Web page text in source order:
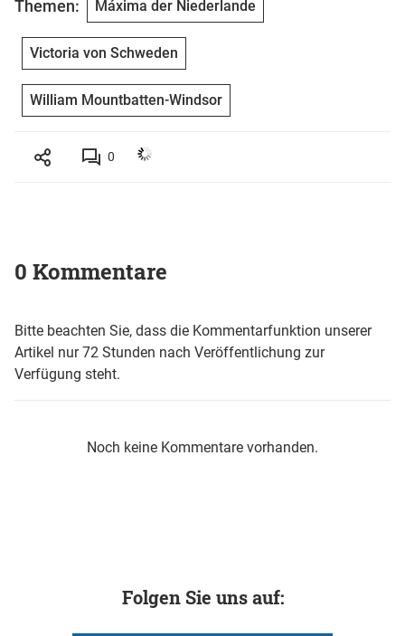
Themen: Máxima der Niederlande
Victoria von Schweden
William Mountbatten-Windsor
0
0 Kommentare
Bitte beachten Sie, dass die Kommentarfunktion unserer
Artikel nur 72 Stunden nach Veröffentlichung zur
Verfügung steht.
Noch keine Kommentare vorhanden.
Folgen Sie uns auf: